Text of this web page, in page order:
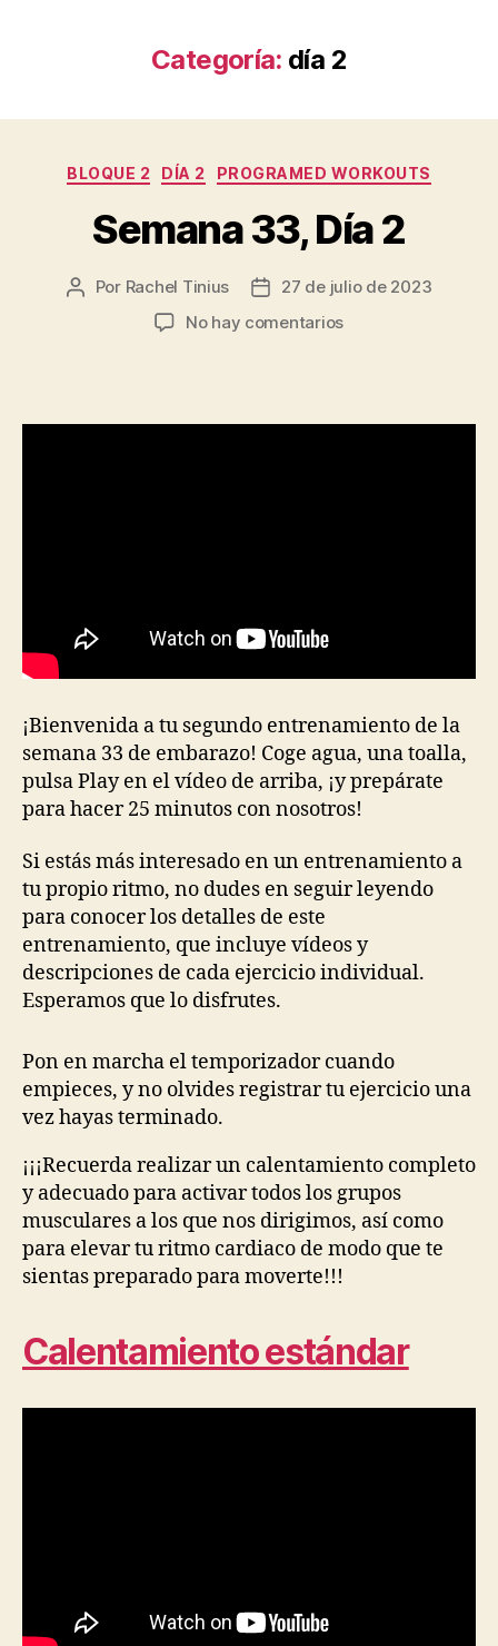
Categoría: día 2
Categorías
BLOQUE 2 DÍA 2 PROGRAMED WORKOUTS
Semana 33, Día 2
Autor
Por Rachel Tinius
Fecha27 de julio de 2023
No hay comentariosen
¡Bienvenida a tu segundo entrenamiento de la
semana 33 de embarazo! Coge agua, una toalla,
pulsa Play en el vídeo de arriba, ¡y prepárate
para hacer 25 minutos con nosotros!
Si estás más interesado en un entrenamiento a
tu propio ritmo, no dudes en seguir leyendo
para conocer los detalles de este
entrenamiento, que incluye vídeos y
descripciones de cada ejercicio individual.
Esperamos que lo disfrutes.
Pon en marcha el temporizador cuando
empieces, y no olvides registrar tu ejercicio una
vez hayas terminado.
¡¡¡Recuerda realizar un calentamiento completo
y adecuado para activar todos los grupos
musculares a los que nos dirigimos, así como
para elevar tu ritmo cardiaco de modo que te
sientas preparado para moverte!!!
Calentamiento estándar